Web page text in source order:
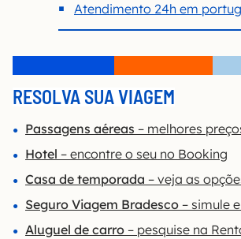
Atendimento 24h em
RESOLVA SUA VIAGEM
Passagens aéreas – melhores
Hotel – encontre o seu no Booking
Casa de temporada – veja as
Seguro Viagem Bradesco – simule
Aluguel de carro – pesquise na